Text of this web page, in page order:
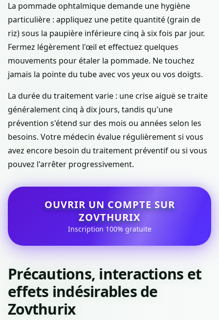
La pommade ophtalmique demande une hygiène
particulière : appliquez une petite quantité (grain de
riz) sous la paupière inférieure cinq à six fois par jour.
Fermez légèrement l'œil et effectuez quelques
mouvements pour étaler la pommade. Ne touchez
jamais la pointe du tube avec vos yeux ou vos doigts.
La durée du traitement varie : une crise aiguë se traite
généralement cinq à dix jours, tandis qu'une
prévention s'étend sur des mois ou années selon les
besoins. Votre médecin évalue régulièrement si vous
avez encore besoin du traitement préventif ou si vous
pouvez l'arrêter progressivement.
OUVRIR UN COMPTE SUR
ZOVTHURIX
Inscription 100% gratuite
Précautions, interactions et
effets indésirables de
Zovthurix